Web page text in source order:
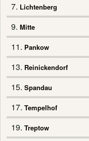
7. Lichtenberg
9. Mitte
11. Pankow
13. Reinickendorf
15. Spandau
17. Tempelhof
19. Treptow